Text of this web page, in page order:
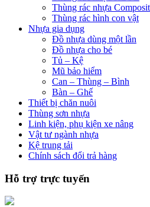
Thùng rác nhựa
Thùng rác hình con vật
Nhựa gia dụng
Đồ nhựa dùng một lần
Đồ nhựa cho bé
Tủ – Kệ
Mũ bảo hiểm
Can – Thùng – Bình
Bàn – Ghế
Thiết bị chăn nuôi
Thùng sơn nhựa
Linh kiện, phụ kiện xe nâng
Vật tư ngành nhựa
Kệ trung tải
Chính sách đổi trả hàng
Hỗ trợ trực tuyến